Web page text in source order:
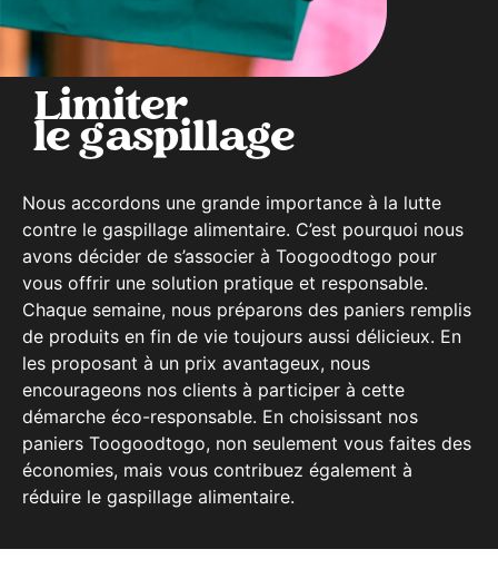
Limiter
le gaspillage
Nous accordons une grande importance à la lutte
contre le gaspillage alimentaire. C’est pourquoi nous
avons décider de s’associer à Toogoodtogo pour
vous offrir une solution pratique et responsable.
Chaque semaine, nous préparons des paniers remplis
de produits en fin de vie toujours aussi délicieux. En
les proposant à un prix avantageux, nous
encourageons nos clients à participer à cette
démarche éco-responsable. En choisissant nos
paniers Toogoodtogo, non seulement vous faites des
économies, mais vous contribuez également à
réduire le gaspillage alimentaire.